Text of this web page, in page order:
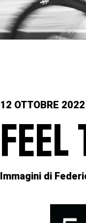
12 OTTOBRE 2022
FEEL
Immagini di